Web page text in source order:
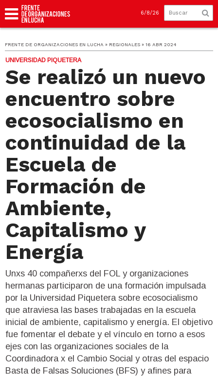
6/8/26
FRENTE DE ORGANIZACIONES EN LUCHA » REGIONALES » 16 ABR 2024
UNIVERSIDAD PIQUETERA
Se realizó un nuevo
encuentro sobre
ecosocialismo en
continuidad de la
Escuela de
Formación de
Ambiente,
Capitalismo y
Energía
Unxs 40 compañerxs del FOL y organizaciones
hermanas participaron de una formación impulsada
por la Universidad Piquetera sobre ecosocialismo
que atraviesa las bases trabajadas en la escuela
inicial de ambiente, capitalismo y energía. El objetivo
fue fomentar el debate y el vínculo en torno a esos
ejes con las organizaciones sociales de la
Coordinadora x el Cambio Social y otras del espacio
Basta de Falsas Soluciones (BFS) y afines para